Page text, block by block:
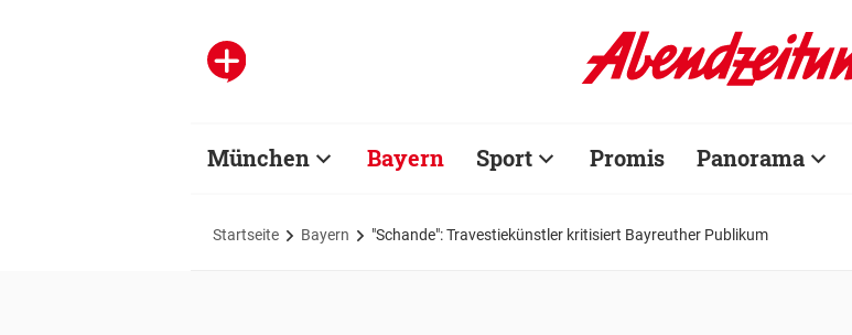
München Bayern Sport Promis Panorama
Startseite Bayern "Schande": Travestiekünstler kritisiert Bayreuther Publikum